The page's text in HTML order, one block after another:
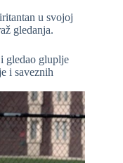
u svojoj
gledanja.
gledao gluplje
i saveznih